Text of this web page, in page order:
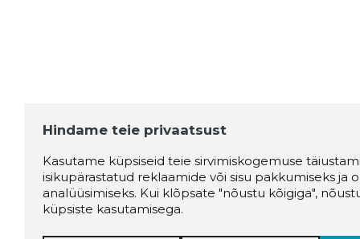
Hindame teie privaatsust
Kasutame küpsiseid teie sirvimiskogemuse
isikupärastatud reklaamide või sisu pakkumiseks ja
analüüsimiseks. Kui klõpsate "nõustu kõigiga",
küpsiste kasutamisega.